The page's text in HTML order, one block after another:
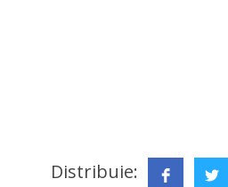
Distribuie: